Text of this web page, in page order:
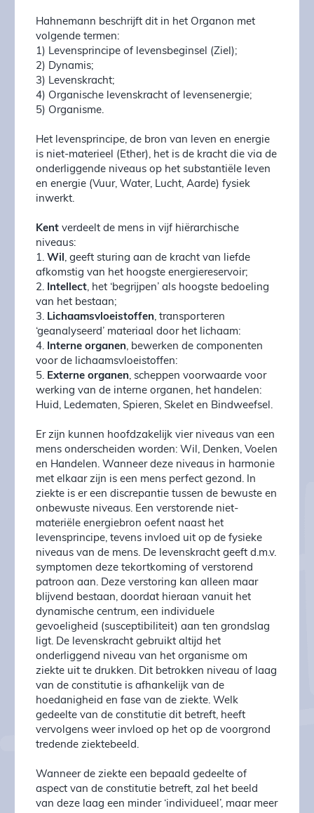
Hahnemann beschrijft dit in het Organon met
volgende termen:
1) Levensprincipe of levensbeginsel (Ziel);
2) Dynamis;
3) Levenskracht;
4) Organische levenskracht of levensenergie;
5) Organisme.
Het levensprincipe, de bron van leven en energie
is niet-materieel (Ether), het is de kracht die via de
onderliggende niveaus op het substantiële leven
en energie (Vuur, Water, Lucht, Aarde) fysiek
inwerkt.
Kent verdeelt de mens in vijf hiërarchische
niveaus:
1. Wil, geeft sturing aan de kracht van liefde
afkomstig van het hoogste energiereservoir;
2. Intellect, het ‘begrijpen’ als hoogste bedoeling
van het bestaan;
3. Lichaamsvloeistoffen, transporteren
‘geanalyseerd’ materiaal door het lichaam:
4. Interne organen, bewerken de componenten
voor de lichaamsvloeistoffen:
5. Externe organen, scheppen voorwaarde voor
werking van de interne organen, het handelen:
Huid, Ledematen, Spieren, Skelet en Bindweefsel.
Er zijn kunnen hoofdzakelijk vier niveaus van een
mens onderscheiden worden: Wil, Denken, Voelen
en Handelen. Wanneer deze niveaus in harmonie
met elkaar zijn is een mens perfect gezond. In
ziekte is er een discrepantie tussen de bewuste en
onbewuste niveaus. Een verstorende niet-
materiële energiebron oefent naast het
levensprincipe, tevens invloed uit op de fysieke
niveaus van de mens. De levenskracht geeft d.m.v.
symptomen deze tekortkoming of verstorend
patroon aan. Deze verstoring kan alleen maar
blijvend bestaan, doordat hieraan vanuit het
dynamische centrum, een individuele
gevoeligheid (susceptibiliteit) aan ten grondslag
ligt. De levenskracht gebruikt altijd het
onderliggend niveau van het organisme om
ziekte uit te drukken. Dit betrokken niveau of laag
van de constitutie is afhankelijk van de
hoedanigheid en fase van de ziekte. Welk
gedeelte van de constitutie dit betreft, heeft
vervolgens weer invloed op het op de voorgrond
tredende ziektebeeld.
Wanneer de ziekte een bepaald gedeelte of
aspect van de constitutie betreft, zal het beeld
van deze laag een minder ‘individueel’, maar meer